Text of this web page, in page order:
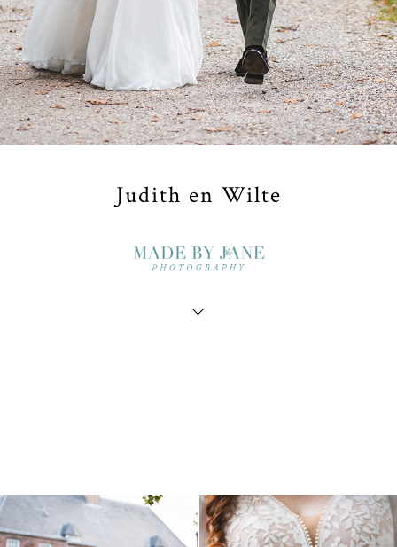
Judith en Wilte